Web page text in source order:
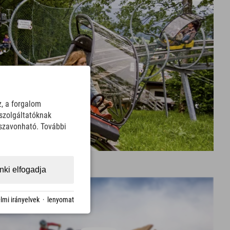
a forgalom
További
elfogadja
irányelvek · lenyomat